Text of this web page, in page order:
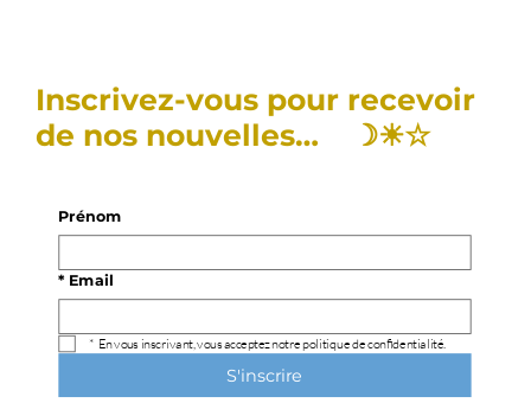
Prénom
* Email
* En vous inscrivant, vous acceptez notre politique de confidentialité.
S'inscrire
Inscrivez-vous pour recevoir
de nos nouvelles… ☽☀︎☆